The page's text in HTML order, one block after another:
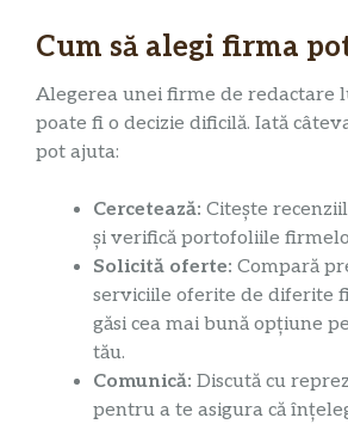
Cum să alegi firma
Alegerea unei firme de redactare
poate fi o decizie dificilă. Iată
pot ajuta:
Cercetează: Citește
și verifică portofoliile
Solicită oferte: Compară
serviciile oferite de diferite
găsi cea mai bună opțiune
tău.
Comunică: Discută cu
pentru a te asigura că